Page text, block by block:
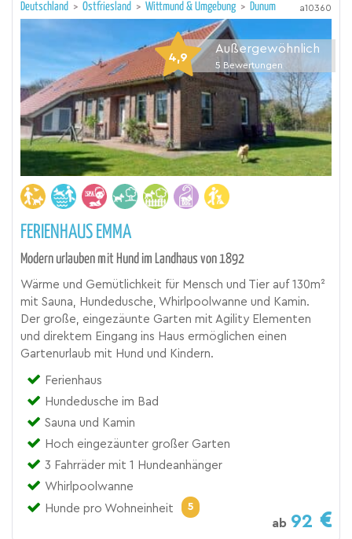
Deutschland > Ostfriesland > Wittmund & Umgebung > Dunum a10360
4,9
Außergewöhnlich
5 Bewertungen
FERIENHAUS EMMA
Modern urlauben mit Hund im Landhaus von 1892
Wärme und Gemütlichkeit für Mensch und Tier auf 130m²
mit Sauna, Hundedusche, Whirlpoolwanne und Kamin.
Der große, eingezäunte Garten mit Agility Elementen
und direktem Eingang ins Haus ermöglichen einen
Gartenurlaub mit Hund und Kindern.
Ferienhaus
Hundedusche im Bad
Sauna und Kamin
Hoch eingezäunter großer Garten
3 Fahrräder mit 1 Hundeanhänger
Whirlpoolwanne
Hunde pro Wohneinheit
5
ab 92